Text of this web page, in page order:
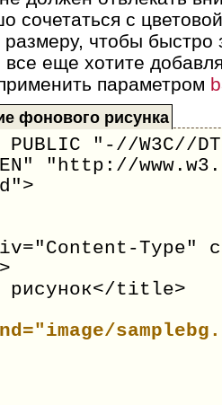
сочетаться с
чтобы быстро
все еще хотите
параметром
фонового рисунка
PUBLIC "-//W3C//
"http://
рисунок</title>